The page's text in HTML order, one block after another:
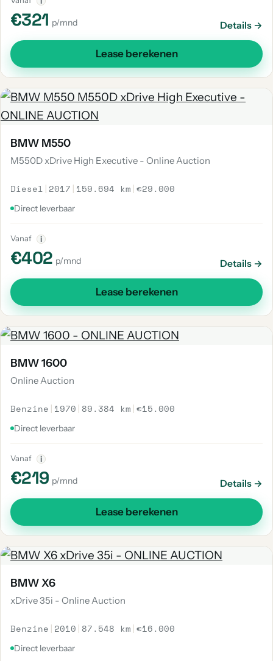
€321 p/mnd Details →
Lease berekenen
BMW M550
M550D xDrive High Executive - Online Auction
Diesel | 2017 | 159.694 km |€29.000
Direct leverbaar
Vanaf i
€402 p/mnd Details →
Lease berekenen
BMW 1600
Online Auction
Benzine | 1970 | 89.384 km |€15.000
Direct leverbaar
Vanaf i
€219 p/mnd Details →
Lease berekenen
BMW X6
xDrive 35i - Online Auction
Benzine | 2010 | 87.548 km |€16.000
Direct leverbaar